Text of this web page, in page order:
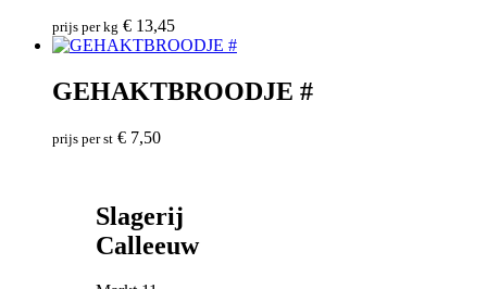
prijs per kg € 13,45
GEHAKTBROODJE #
prijs per st € 7,50
Slagerij
Calleeuw